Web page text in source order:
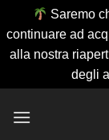
Saremo
continuare ad
alla nostra
degli